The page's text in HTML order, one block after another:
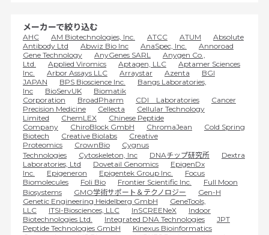
メーカーで絞り込む
AHC AM Biotechnologies, Inc. ATCC ATUM
Absolute
Antibody Ltd
Abwiz Bio Inc AnaSpec, Inc.
Annoroad
Gene Technology
AnyGenes SARL
Anygen Co.,
Ltd.
Applied Viromics Aptagen, LLC
Aptamer Sciences
Inc.
Arbor Assays LLC Arraystar Azenta
BGI
JAPAN
BPS Bioscience Inc.
Bangs Laboratories,
Inc
BioServUK
Biomatik
Corporation
BroadPharm CDI Laboratories
Cancer
Precision Medicine
Cellecta
Cellular Technology
Limited
ChemLEX
Chinese Peptide
Company
ChiroBlock GmbH ChromaJean
Cold Spring
Biotech
Creative Biolabs
Creative
Proteomics
CrownBio
Cygnus
Technologies
Cytoskeleton, Inc DNAチップ研究所
Dextra
Laboratories, Ltd
Dovetail Genomics
EpigenDx
Inc.
Epigeneron Epigentek Group Inc.
Focus
Biomolecules
Foli Bio Frontier Scientific Inc.
Full Moon
Biosystems
GMO学術サポート＆テクノロジー
Gen-H
Genetic Engineering Heidelberg GmbH
GeneTools,
LLC
ITSI-Biosciences, LLC InSCREENeX
Indoor
Biotechnologies Ltd.
Integrated DNA Technologies
JPT
Peptide Technologies GmbH
Kinexus Bioinformatics